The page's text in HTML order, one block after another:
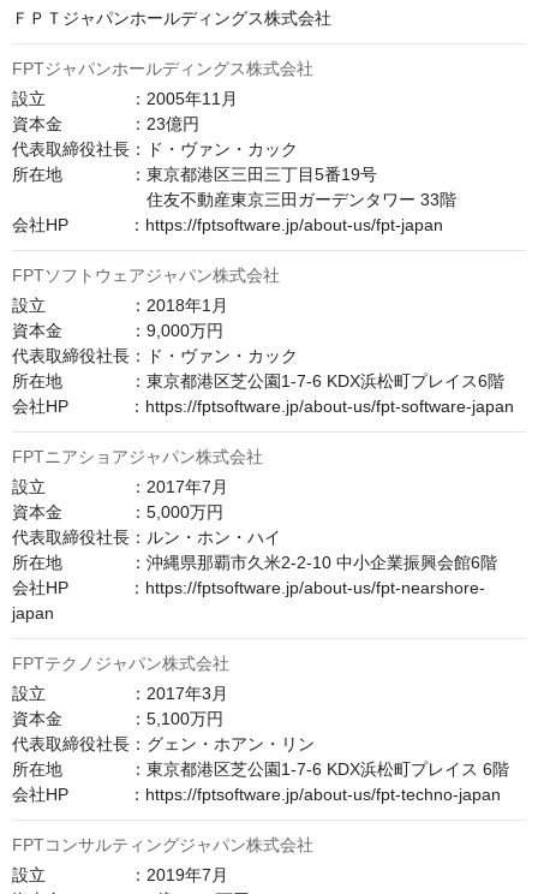
ＦＰＴジャパンホールディングス株式会社
FPTジャパンホールディングス株式会社
設立　　　　　：2005年11月
資本金　　　　：23億円
代表取締役社長：ド・ヴァン・カック
所在地　　　　：東京都港区三田三丁目5番19号
住友不動産東京三田ガーデンタワー 33階
会社HP　　　  ：https://fptsoftware.jp/about-us/fpt-japan
FPTソフトウェアジャパン株式会社
設立　　　　　：2018年1月
資本金　　　　：9,000万円
代表取締役社長：ド・ヴァン・カック
所在地　　　　：東京都港区芝公園1-7-6 KDX浜松町プレイス6階
会社HP　　　  ：https://fptsoftware.jp/about-us/fpt-software-japan
FPTニアショアジャパン株式会社
設立　　　　　：2017年7月
資本金　　　　：5,000万円
代表取締役社長：ルン・ホン・ハイ
所在地　　　　：沖縄県那覇市久米2-2-10 中小企業振興会館6階
会社HP　　　  ：https://fptsoftware.jp/about-us/fpt-nearshore-
japan
FPTテクノジャパン株式会社
設立　　　　　：2017年3月
資本金　　　　：5,100万円
代表取締役社長：グェン・ホアン・リン
所在地　　　　：東京都港区芝公園1-7-6 KDX浜松町プレイス 6階
会社HP　　　  ：https://fptsoftware.jp/about-us/fpt-techno-japan
FPTコンサルティングジャパン株式会社
設立　　　　　：2019年7月